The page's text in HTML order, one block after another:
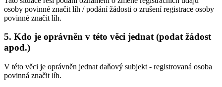
osoby povinné značit líh / podání žádosti o zrušení registrace osoby
povinné značit líh.
5. Kdo je oprávněn v této věci jednat (podat žádost
apod.)
V této věci je oprávněn jednat daňový subjekt - registrovaná osoba
povinná značit líh.